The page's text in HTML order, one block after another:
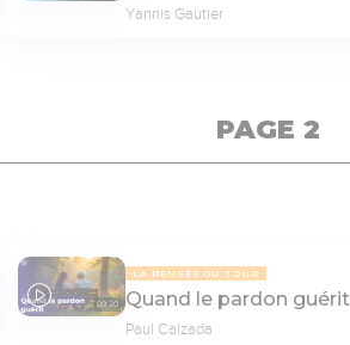
Yannis Gautier
PAGE 2
09:20
LA PENSÉE DU JOUR
Quand le pardon guérit
Paul Calzada